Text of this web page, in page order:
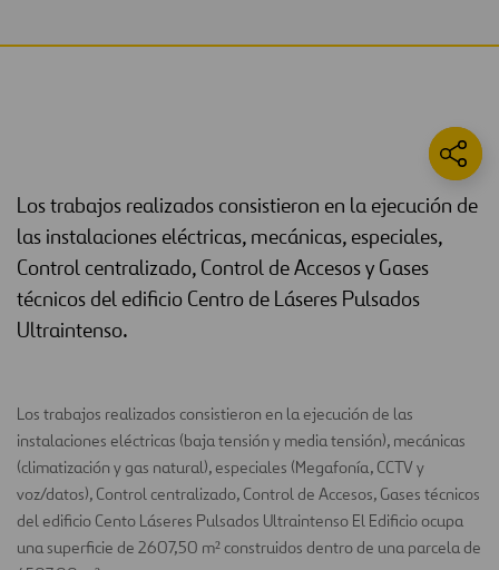
Los trabajos realizados consistieron en la ejecución de
las instalaciones eléctricas, mecánicas, especiales,
Control centralizado, Control de Accesos y Gases
técnicos del edificio Centro de Láseres Pulsados
Ultraintenso.
Los trabajos realizados consistieron en la ejecución de las
instalaciones eléctricas (baja tensión y media tensión), mecánicas
(climatización y gas natural), especiales (Megafonía, CCTV y
voz/datos), Control centralizado, Control de Accesos, Gases técnicos
del edificio Cento Láseres Pulsados Ultraintenso El Edificio ocupa
una superficie de 2607,50 m² construidos dentro de una parcela de